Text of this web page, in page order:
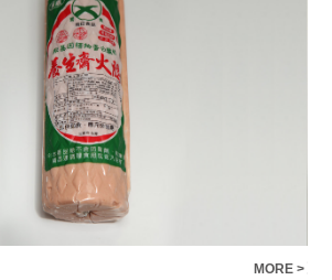
MORE >